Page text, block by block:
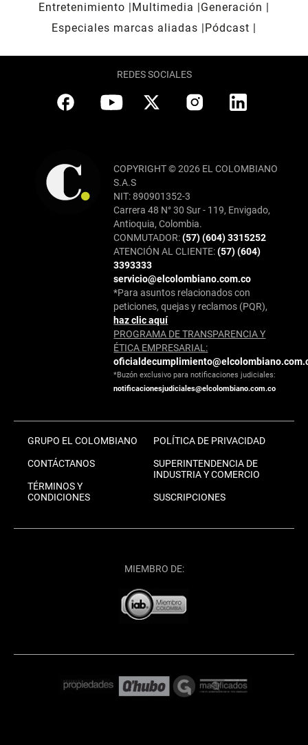
Entretenimiento
Multimedia
Generación
Especiales marcas aliadas
Pódcast
REDES SOCIALES
COPYRIGHT © 2026 EL COLOMBIANO
S.A.S
NIT: 890901352-3
Carrera 48 N° 30 Sur - 119, Envigado,
Antioquia, Colombia.
CONMUTADOR:(57) (604) 3315252
ATENCIÓN AL CLIENTE:(57) (604)
3393333
servicio@elcolombiano.com.co
*Para asuntos relacionados con
peticiones, quejas y reclamos (PQR),
haz clic aquí
PROGRAMA DE TRANSPARENCIA Y
ÉTICA EMPRESARIAL:
*Buzón exclusivo para notificaciones judiciales:
notificacionesjudiciales@elcolombiano.com.co
GRUPO EL COLOMBIANO
CONTÁCTANOS
TÉRMINOS Y
CONDICIONES
POLÍTICA DE PRIVACIDAD
SUPERINTENDENCIA DE
INDUSTRIA Y COMERCIO
SUSCRIPCIONES
MIEMBRO DE: